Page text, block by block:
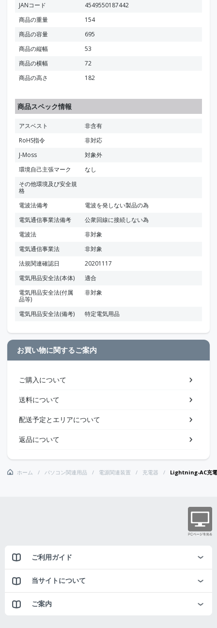
JANコード
4549550187442
商品の重量
154
商品の容量
695
商品の縦幅
53
商品の横幅
72
商品の高さ
182
商品スペック情報
アスベスト
非含有
RoHS指令
非対応
J-Moss
対象外
環境自己主張マーク
なし
その他環境及び安全規
格
電波法備考
電波を発しない製品の為
電気通信事業法備考
公衆回線に接続しない為
電波法
非対象
電気通信事業法
非対象
法規関連確認日
20201117
電気用品安全法(本体)
適合
電気用品安全法(付属
品等)
非対象
電気用品安全法(備考) 特定電気用品
お買い物に関するご案内
ご購入について
送料について
配送予定とエリアについて
返品について
ホーム パソコン関連用品 電源関連装置 充電器 Lightning-AC充電
ご利用ガイド
当サイトについて
ご案内